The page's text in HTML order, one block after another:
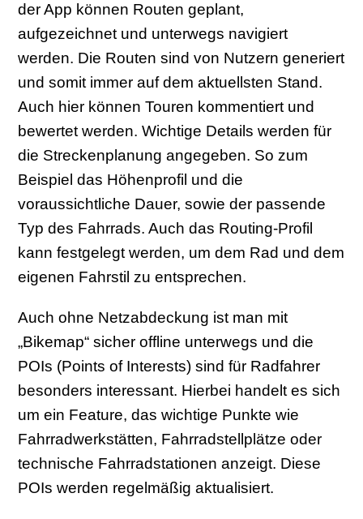
der App können Routen geplant,
aufgezeichnet und unterwegs navigiert
werden. Die Routen sind von Nutzern generiert
und somit immer auf dem aktuellsten Stand.
Auch hier können Touren kommentiert und
bewertet werden. Wichtige Details werden für
die Streckenplanung angegeben. So zum
Beispiel das Höhenprofil und die
voraussichtliche Dauer, sowie der passende
Typ des Fahrrads. Auch das Routing-Profil
kann festgelegt werden, um dem Rad und dem
eigenen Fahrstil zu entsprechen.
Auch ohne Netzabdeckung ist man mit
„Bikemap“ sicher offline unterwegs und die
POIs (Points of Interests) sind für Radfahrer
besonders interessant. Hierbei handelt es sich
um ein Feature, das wichtige Punkte wie
Fahrradwerkstätten, Fahrradstellplätze oder
technische Fahrradstationen anzeigt. Diese
POIs werden regelmäßig aktualisiert.